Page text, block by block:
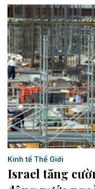
Kinh tế Thế Giới
Israel tăng